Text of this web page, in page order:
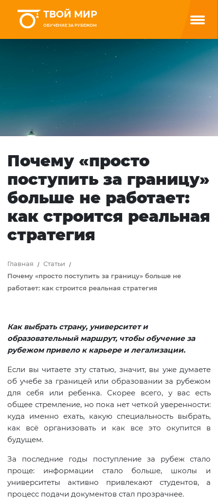
ТВОЙ МИР
ОБУЧЕНИЕ ЗА РУБЕЖОМ
Почему «просто
поступить за границу»
больше не работает:
как строится реальная
стратегия
Главная
Статьи
Почему «просто поступить за границу» больше не
работает: как строится реальная стратегия
Как выбрать страну, университет и
образовательный маршрут, чтобы обучение за
рубежом привело к карьере и легализации.
Если вы читаете эту статью, значит, вы уже думаете
об учебе за границей или образовании за рубежом
для себя или ребенка. Скорее всего, у вас есть
общее стремление, но пока нет четкой уверенности:
куда именно ехать, какую специальность выбрать,
как всё организовать и как все это окупится в
будущем.
За последние годы поступление за рубеж стало
проще: информации стало больше, школы и
университеты активно привлекают студентов, а
процесс подачи документов стал прозрачнее.